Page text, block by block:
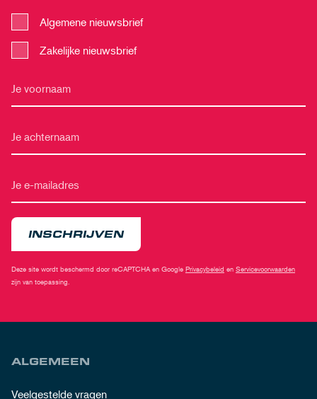
Algemene nieuwsbrief
Zakelijke nieuwsbrief
INSCHRIJVEN
Deze site wordt beschermd door reCAPTCHA en Google Privacybeleid en Servicevoorwaarden
zijn van toepassing.
ALGEMEEN
Veelgestelde vragen